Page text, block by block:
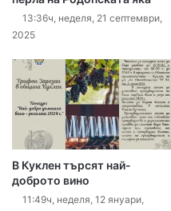
13:36ч, неделя, 21 септември,
2025
В Куклен търсят най-
доброто вино
11:49ч, неделя, 12 януари,